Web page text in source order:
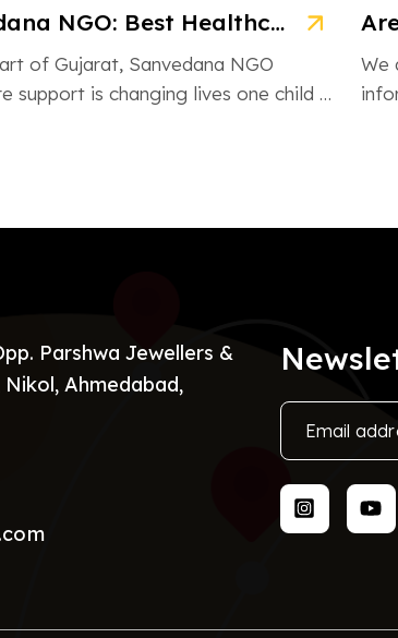
Sanvedana NGO: Best Healthcare & Cancer Support in Gujarat
of Gujarat, Sanvedana NGO
support is changing lives one child at
We
Parshwa Jewellers &
Ahmedabad,